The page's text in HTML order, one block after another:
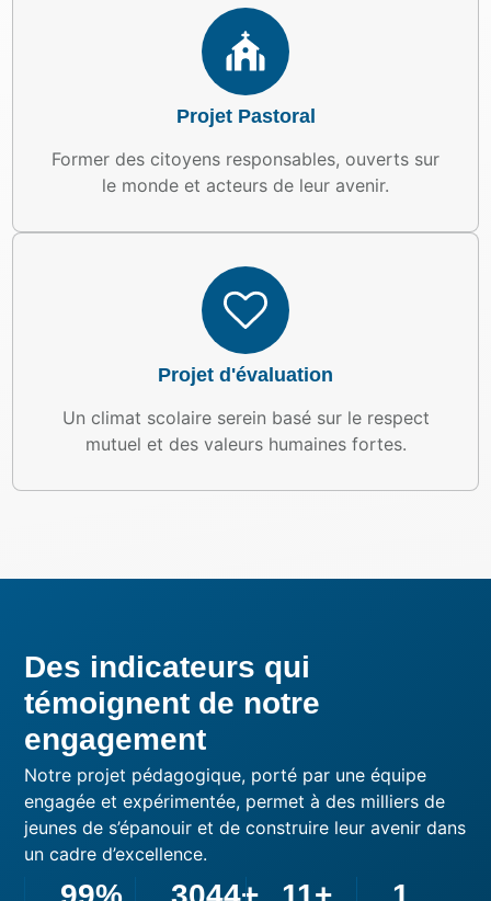
Projet Pastoral
Former des citoyens responsables, ouverts sur
le monde et acteurs de leur avenir.
Projet d'évaluation
Un climat scolaire serein basé sur le respect
mutuel et des valeurs humaines fortes.
Des indicateurs qui
témoignent de notre
engagement
Notre projet pédagogique, porté par une équipe
engagée et expérimentée, permet à des milliers de
jeunes de s’épanouir et de construire leur avenir dans
un cadre d’excellence.